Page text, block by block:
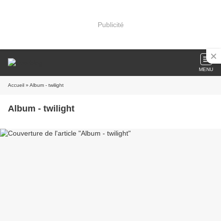
Publicité
MENU
Accueil » Album - twilight
Album - twilight